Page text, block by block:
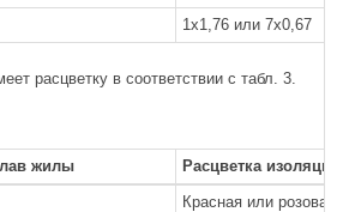
1x1,76 или 7x0,67
расцветку в соответствии с табл. 3.
жилы
Расцветка изоляции
Красная или розовая